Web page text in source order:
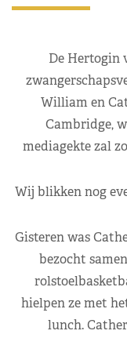
De Hertogin
William en
Cambridge,
mediagekte zal
Wij blikken nog
Gisteren was
bezocht
hielpen ze met
lunch.